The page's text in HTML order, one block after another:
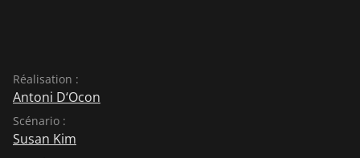
Réalisation :
Antoni D‘Ocon
Scénario :
Susan Kim